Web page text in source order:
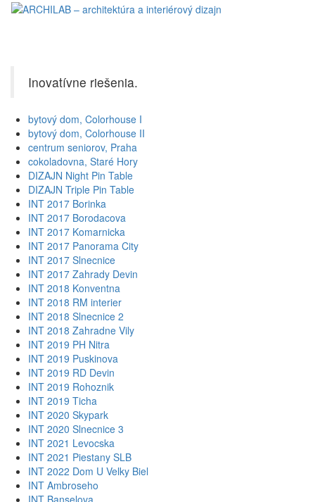
Inovatívne riešenia.
bytový dom, Colorhouse I
bytový dom, Colorhouse II
centrum seniorov, Praha
cokoladovna, Staré Hory
DIZAJN Night Pin Table
DIZAJN Triple Pin Table
INT 2017 Borinka
INT 2017 Borodacova
INT 2017 Komarnicka
INT 2017 Panorama City
INT 2017 Slnecnice
INT 2017 Zahrady Devin
INT 2018 Konventna
INT 2018 RM interier
INT 2018 Slnecnice 2
INT 2018 Zahradne Vily
INT 2019 PH Nitra
INT 2019 Puskinova
INT 2019 RD Devin
INT 2019 Rohoznik
INT 2019 Ticha
INT 2020 Skypark
INT 2020 Slnecnice 3
INT 2021 Levocska
INT 2021 Piestany SLB
INT 2022 Dom U Velky Biel
INT Ambroseho